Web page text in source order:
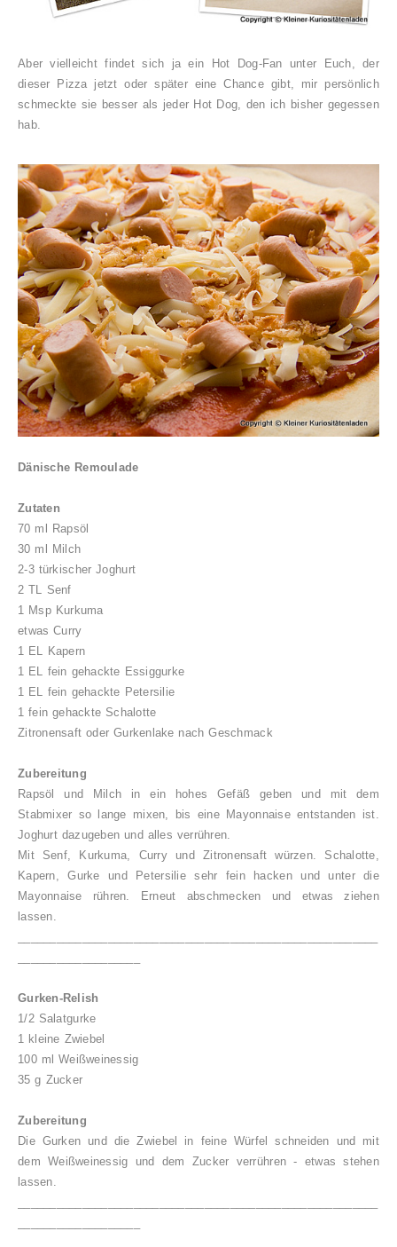
Aber vielleicht findet sich ja ein Hot Dog-Fan unter Euch, der
dieser Pizza jetzt oder später eine Chance gibt, mir persönlich
schmeckte sie besser als jeder Hot Dog, den ich bisher gegessen
hab.
Dänische Remoulade
Zutaten
70 ml Rapsöl
30 ml Milch
2-3 türkischer Joghurt
2 TL Senf
1 Msp Kurkuma
etwas Curry
1 EL Kapern
1 EL fein gehackte Essiggurke
1 EL fein gehackte Petersilie
1 fein gehackte Schalotte
Zitronensaft oder Gurkenlake nach Geschmack
Zubereitung
Rapsöl und Milch in ein hohes Gefäß geben und mit dem
Stabmixer so lange mixen, bis eine Mayonnaise entstanden ist.
Joghurt dazugeben und alles verrühren.
Mit Senf, Kurkuma, Curry und Zitronensaft würzen. Schalotte,
Kapern, Gurke und Petersilie sehr fein hacken und unter die
Mayonnaise rühren. Erneut abschmecken und etwas ziehen
lassen.
Gurken-Relish
1/2 Salatgurke
1 kleine Zwiebel
100 ml Weißweinessig
35 g Zucker
Zubereitung
Die Gurken und die Zwiebel in feine Würfel schneiden und mit
dem Weißweinessig und dem Zucker verrühren - etwas stehen
lassen.